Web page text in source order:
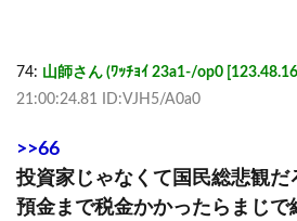
74: 山師さん (ﾜｯﾁｮｲ 23a1-/op0
21:00:24.81 ID:VJH5/A0a0
>>66
投資家じゃなくて国民総悲観だ
預金まで税金かかったらまじで